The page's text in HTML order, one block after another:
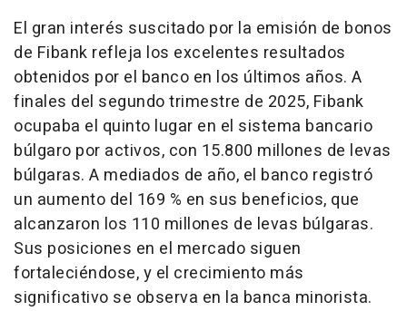
El gran interés suscitado por la emisión de bonos
de Fibank refleja los excelentes resultados
obtenidos por el banco en los últimos años. A
finales del segundo trimestre de 2025, Fibank
ocupaba el quinto lugar en el sistema bancario
búlgaro por activos, con 15.800 millones de levas
búlgaras. A mediados de año, el banco registró
un aumento del 169 % en sus beneficios, que
alcanzaron los 110 millones de levas búlgaras.
Sus posiciones en el mercado siguen
fortaleciéndose, y el crecimiento más
significativo se observa en la banca minorista.